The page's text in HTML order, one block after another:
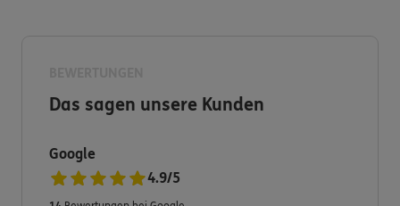
Haben Sie dennoch Fragen zu unserem Produkt- und
Serviceangebot?
Das sagen unsere Kunden
Google
4.9/5